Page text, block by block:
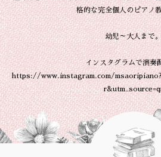
格的な完全個人のピアノ
幼児～大人まで。
インスタグラムで演奏
https://www.instagram.com/